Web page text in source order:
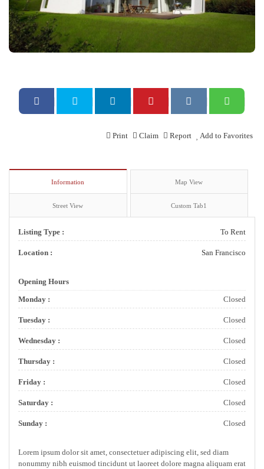
Add to Favorites
Report
Claim
Print
Information Map View
Street View Custom Tab1
Listing Type : To Rent
Location : San Francisco
Opening Hours
Monday :
Closed
Tuesday : Closed
Wednesday : Closed
Thursday : Closed
Friday : Closed
Saturday : Closed
Sunday : Closed
Lorem ipsum dolor sit amet, consectetuer adipiscing elit, sed diam
nonummy nibh euismod tincidunt ut laoreet dolore magna aliquam erat